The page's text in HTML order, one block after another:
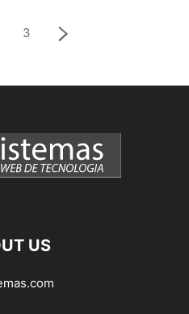
3
US